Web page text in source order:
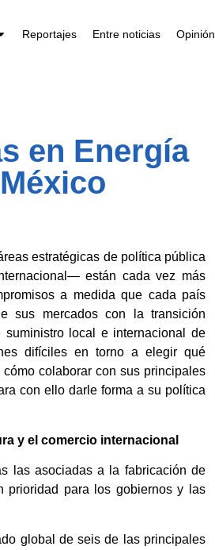
Reportajes Entre noticias Opinión
en Energía
estratégicas de política pública
están cada vez más
a medida que cada país
sus mercados con la transición
local e internacional de
difíciles en torno a elegir qué
colaborar con sus principales
con ello darle forma a su política
y el comercio internacional
las asociadas a la fabricación de
prioridad para los gobiernos y las
global de seis de las principales